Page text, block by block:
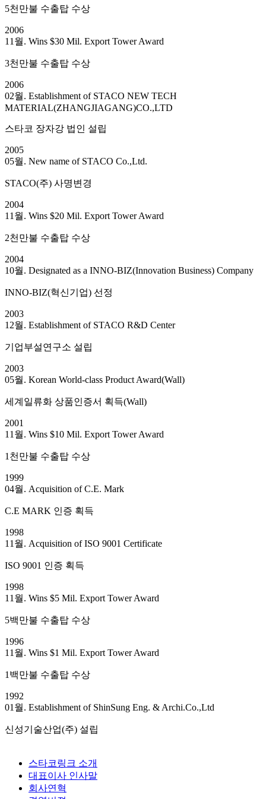
5천만불 수출탑 수상
2006
11월. Wins $30 Mil. Export Tower Award
3천만불 수출탑 수상
2006
02월. Establishment of STACO NEW TECH
MATERIAL(ZHANGJIAGANG)CO.,LTD
스타코 장자강 법인 설립
2005
05월. New name of STACO Co.,Ltd.
STACO(주) 사명변경
2004
11월. Wins $20 Mil. Export Tower Award
2천만불 수출탑 수상
2004
10월. Designated as a INNO-BIZ(Innovation Business) Company
INNO-BIZ(혁신기업) 선정
2003
12월. Establishment of STACO R&D Center
기업부설연구소 설립
2003
05월. Korean World-class Product Award(Wall)
세계일류화 상품인증서 획득(Wall)
2001
11월. Wins $10 Mil. Export Tower Award
1천만불 수출탑 수상
1999
04월. Acquisition of C.E. Mark
C.E MARK 인증 획득
1998
11월. Acquisition of ISO 9001 Certificate
ISO 9001 인증 획득
1998
11월. Wins $5 Mil. Export Tower Award
5백만불 수출탑 수상
1996
11월. Wins $1 Mil. Export Tower Award
1백만불 수출탑 수상
1992
01월. Establishment of ShinSung Eng. & Archi.Co.,Ltd
신성기술산업(주) 설립
스타코링크 소개
대표이사 인사말
회사연혁